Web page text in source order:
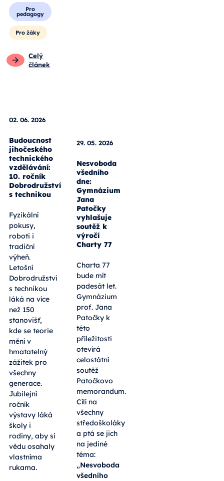
Pro
pedagogy
Pro žáky
Celý
článek
02. 06. 2026
Budoucnost
technického
vzdělávání:
10. ročník
Dobrodružství
s technikou
Fyzikální
pokusy,
roboti i
tradiční
výheň.
Letošní
Dobrodružství
s technikou
láká na více
než 150
stanovišť,
kde se teorie
mění v
hmatatelný
zážitek pro
všechny
generace.
Jubilejní
ročník
výstavy láká
29. 05. 2026
Nesvoboda
všedního
dne:
Gymnázium
Jana
Patočky
vyhlašuje
soutěž k
výročí
Charty 77
Charta 77
bude mít
padesát let.
Gymnázium
prof. Jana
Patočky k
této
příležitosti
otevírá
celostátní
soutěž
Patočkovo
memorandum.
Cílí na
všechny
středoškoláky
a ptá se jich
na jediné
téma:
„Nesvoboda
všedního